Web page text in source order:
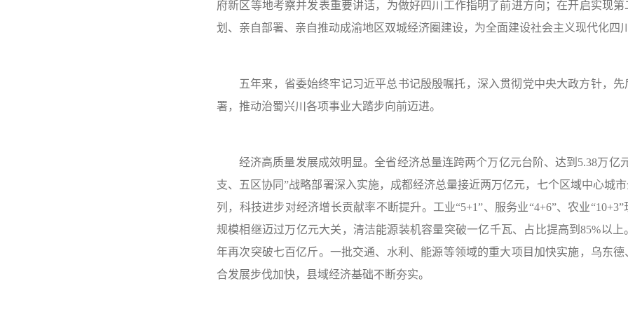
府新区等地考察并发表重要讲话，为做好四川工作指明了前进方向；在开启实现
划、亲自部署、亲自推动成渝地区双城经济圈建设，为全面建设社会主义现代化四
五年来，省委始终牢记习近平总书记殷殷嘱托，深入贯彻党中央大政方针，
署，推动治蜀兴川各项事业大踏步向前迈进。
经济高质量发展成效明显。全省经济总量连跨两个万亿元台阶、达到5.38万亿
支、五区协同”战略部署深入实施，成都经济总量接近两万亿元，七个区域中心城
列，科技进步对经济增长贡献率不断提升。工业“5+1”、服务业“4+6”、农业
规模相继迈过万亿元大关，清洁能源装机容量突破一亿千瓦、占比提高到85%以
年再次突破七百亿斤。一批交通、水利、能源等领域的重大项目加快实施，乌东
合发展步伐加快，县域经济基础不断夯实。